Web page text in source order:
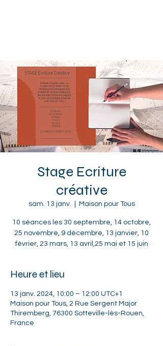
Stage Ecriture
créative
sam. 13 janv. Maison pour Tous
10 séances les 30 septembre, 14 octobre,
25 novembre, 9 décembre, 13 janvier, 10
février, 23 mars, 13 avril,25 mai et 15 juin
Heure et lieu
13 janv. 2024, 10:00 – 12:00 UTC+1
Maison pour Tous, 2 Rue Sergent Major
Thiremberg, 76300 Sotteville-lès-Rouen,
France